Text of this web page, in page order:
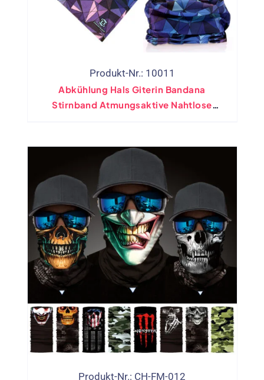
Produkt-Nr.: 10011
Abkühlung Hals Giterin Bandana
Stirnband Atmungsaktive Nahtlose
Produkt-Nr.: CH-FM-012